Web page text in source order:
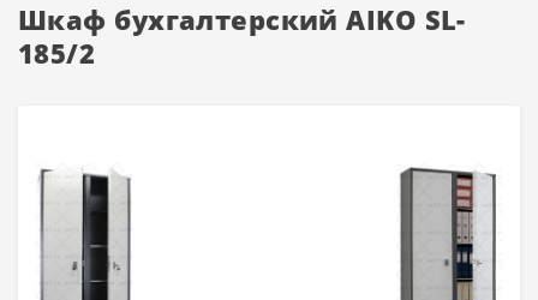
Шкаф бухгалтерский AIKO SL-
185/2